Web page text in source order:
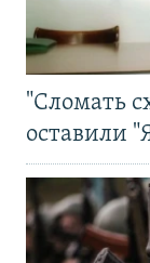
"Сломать
оставили